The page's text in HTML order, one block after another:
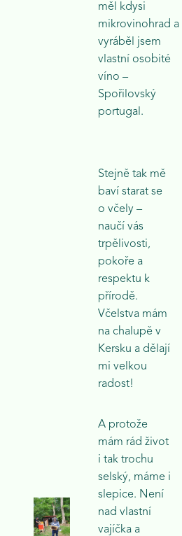
měl kdysi
mikrovinohrad a
vyráběl jsem
vlastní osobité
víno –
Spořilovský
portugal.
Stejně tak mě
baví starat se
o včely –
naučí vás
trpělivosti,
pokoře a
respektu k
přírodě.
Včelstva mám
na chalupě v
Kersku a dělají
mi velkou
radost!
A protože
mám rád život
i tak trochu
selský, máme i
slepice. Není
nad vlastní
vajíčka a